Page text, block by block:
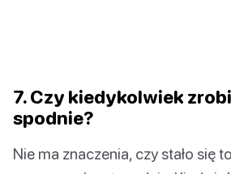
7. Czy kiedykolwiek
spodnie?
Nie ma znaczenia, czy stało się